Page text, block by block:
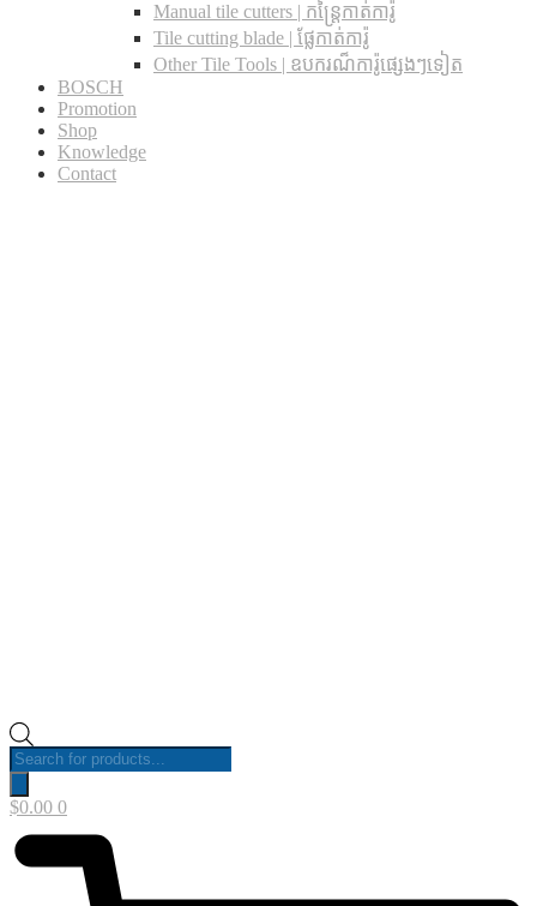
Manual tile cutters | កន្ត្រៃកាត់ការ៉ូ
Tile cutting blade | ផ្លែកាត់ការ៉ូ
Other Tile Tools | ឧបករណ៏ការ៉ូផ្សេងៗទៀត
BOSCH
Promotion
Shop
Knowledge
Contact
Products
search
$0.00 0